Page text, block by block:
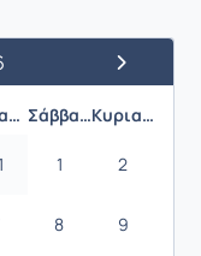
Επόμενος
Παρασκευή Σάββατο Κυριακή
1 2
8 9